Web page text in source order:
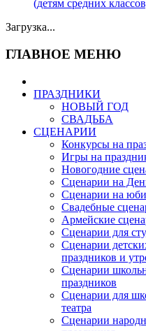
(детям средних
Загрузка...
ГЛАВНОЕ МЕНЮ
ПРАЗДНИКИ
НОВЫЙ ГОД
СВАДЬБА
СЦЕНАРИИ
Конкурсы на
Игры на
Новогодние
Сценарии на
Сценарии на
Свадебные
Армейские
Сценарии для
Сценарии
праздников и
Сценарии
праздников
Сценарии для
театра
Сценарии